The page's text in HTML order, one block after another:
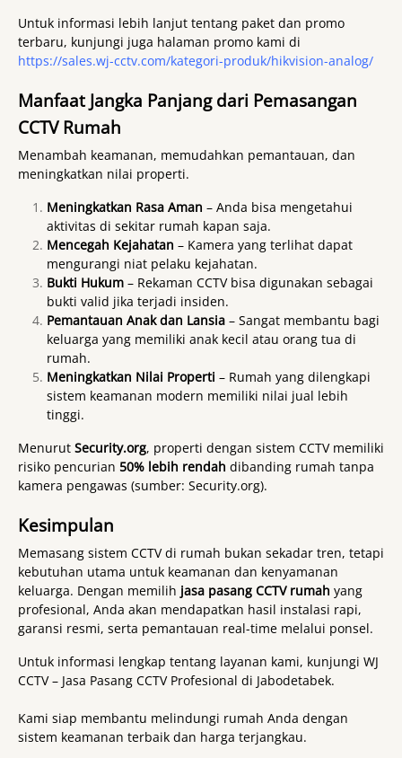
Untuk informasi lebih lanjut tentang paket dan promo
terbaru, kunjungi juga halaman promo kami di
https://sales.wj-cctv.com/kategori-produk/hikvision-analog/
Manfaat Jangka Panjang dari Pemasangan
CCTV Rumah
Menambah keamanan, memudahkan pemantauan, dan
meningkatkan nilai properti.
Meningkatkan Rasa Aman – Anda bisa mengetahui
aktivitas di sekitar rumah kapan saja.
Mencegah Kejahatan – Kamera yang terlihat dapat
mengurangi niat pelaku kejahatan.
Bukti Hukum – Rekaman CCTV bisa digunakan sebagai
bukti valid jika terjadi insiden.
Pemantauan Anak dan Lansia – Sangat membantu bagi
keluarga yang memiliki anak kecil atau orang tua di
rumah.
Meningkatkan Nilai Properti – Rumah yang dilengkapi
sistem keamanan modern memiliki nilai jual lebih
tinggi.
Menurut Security.org, properti dengan sistem CCTV memiliki
risiko pencurian 50% lebih rendah dibanding rumah tanpa
kamera pengawas (sumber: Security.org).
Kesimpulan
Memasang sistem CCTV di rumah bukan sekadar tren, tetapi
kebutuhan utama untuk keamanan dan kenyamanan
keluarga. Dengan memilih jasa pasang CCTV rumah yang
profesional, Anda akan mendapatkan hasil instalasi rapi,
garansi resmi, serta pemantauan real-time melalui ponsel.
Untuk informasi lengkap tentang layanan kami, kunjungi WJ
CCTV – Jasa Pasang CCTV Profesional di Jabodetabek.
Kami siap membantu melindungi rumah Anda dengan
sistem keamanan terbaik dan harga terjangkau.